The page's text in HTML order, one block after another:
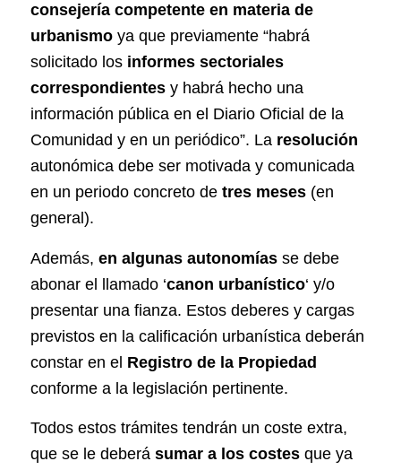
consejería competente en materia de
urbanismoya que previamente “habrá
solicitado los informes sectoriales
correspondientesy habrá hecho una
información pública en el Diario Oficial de la
Comunidad y en un periódico”. La resolución
autonómica debe ser motivada y comunicada
en un periodo concreto de tres meses (en
general).
Además, en algunas autonomíasse debe
abonar el llamado ‘canon urbanístico‘ y/o
presentar una fianza. Estos deberes y cargas
previstos en la calificación urbanística deberán
constar en el Registro de la Propiedad
conforme a la legislación pertinente.
Todos estos trámites tendrán un coste extra,
que se le deberá sumar a los costesque ya